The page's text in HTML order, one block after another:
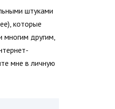
штуками
которые
многим другим,
мне в личную